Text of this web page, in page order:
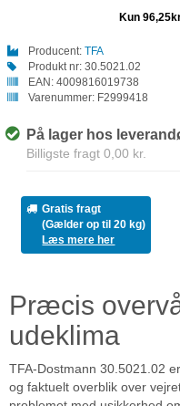
Producent: TFA
Produkt nr: 30.5021.02
EAN: 4009816019738
Varenummer: F2999418
På lager hos
Billigste fragt 0,00 kr.
Gratis fragt
(Gælder op til 20 kg)
Læs mere her
Præcis
udeklima
TFA-Dostmann 30.5021.02
og faktuelt overblik over